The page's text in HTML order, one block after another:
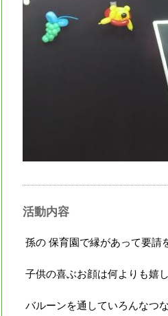
活動内容
孫の 保育園で縁があって要請
子供の喜ぶお顔は何よりも嬉
バルーンを通していろんなつ